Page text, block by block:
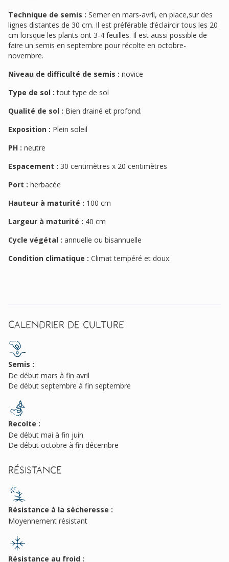
Technique de semis : Semer en mars-avril, en place,sur des
lignes distantes de 30 cm. Il est préférable d’éclaircir tous les 20
cm lorsque les plants ont 3-4 feuilles. Il est aussi possible de
faire un semis en septembre pour récolte en octobre-
novembre.
Niveau de difficulté de semis : novice
Type de sol : tout type de sol
Qualité de sol : Bien drainé et profond.
Exposition : Plein soleil
PH : neutre
Espacement : 30 centimètres x 20 centimètres
Port : herbacée
Hauteur à maturité : 100 cm
Largeur à maturité : 40 cm
Cycle végétal : annuelle ou bisannuelle
Condition climatique : Climat tempéré et doux.
Calendrier de culture
Semis :
De début mars à fin avril
De début septembre à fin septembre
Recolte :
De début mai à fin juin
De début octobre à fin décembre
Résistance
Résistance à la sécheresse :
Moyennement résistant
Résistance au froid :